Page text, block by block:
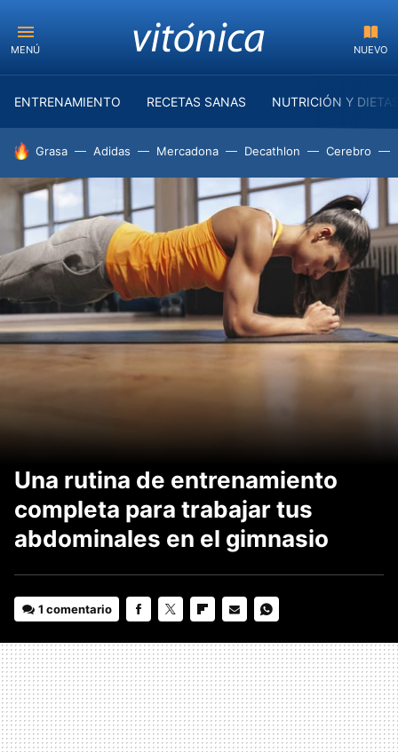
MENÚ NUEVO
ENTRENAMIENTO RECETAS SANAS NUTRICIÓN Y
HOY SE HABLA DE
Grasa Adidas Mercadona Decathlon Cerebro
Una rutina de entrenamiento
completa para trabajar tus
abdominales en el gimnasio
1 comentario
MAIL